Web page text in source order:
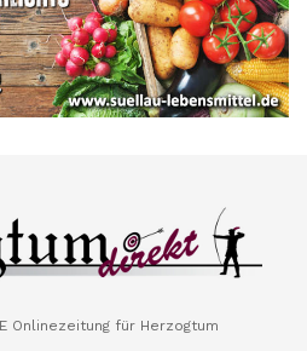
Onlinezeitung für Herzogtum